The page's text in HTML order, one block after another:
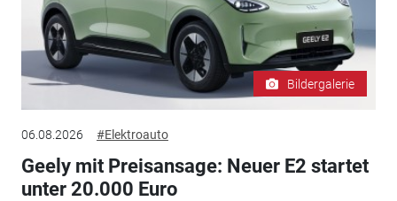
Bildergalerie
06.08.2026 #Elektroauto
Geely mit Preisansage: Neuer E2 startet
unter 20.000 Euro